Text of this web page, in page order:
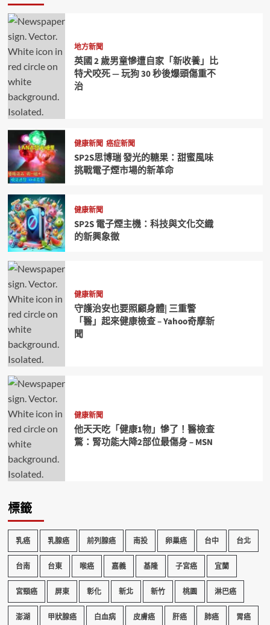
地方新聞
英國 2 歲男童慘遭自家「新收養」比
特犬咬死 — 玩狗 30 秒後爆頭傷重不
治
健康新聞 癌症新聞
SP2S思博瑞 發光的糖果：甜蜜風味
挑戰電子煙市場的新革命
健康新聞
SP2S 電子煙主機：科技與文化交織
的新興象徵
健康新聞
守護治安也要照顧身體| 三重警
「醫」起來健康檢查 – Yahoo奇摩新
聞
健康新聞
他天天吃「健康1物」慘了！醫檢查
驚：腎功能大降2部位最傷身 – MSN
標籤
乳癌 乳腺癌 前列腺癌 南投 卵巢癌 台中 台北
台南 台東 喉癌 嘉義 基隆 子宮癌 宜蘭
宮頸癌 屏東 彰化 新北 新竹 桃園 淋巴癌
澎湖 甲狀腺癌 白血病 皮膚癌 肝癌 肺癌 胃癌